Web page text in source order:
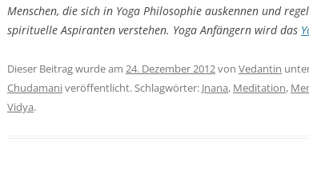
Menschen, die sich in Yoga Philosophie auskennen und
spirituelle Aspiranten verstehen. Yoga Anfängern wird das
Dieser Beitrag wurde am 24. Dezember 2012von Vedantin
Chudamaniveröffentlicht. Schlagwörter: Jnana, Meditation,
Vidya.